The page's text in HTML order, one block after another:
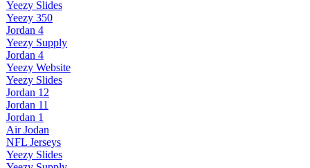
Yeezy Slides
Yeezy 350
Jordan 4
Yeezy Supply
Jordan 4
Yeezy Website
Yeezy Slides
Jordan 12
Jordan 11
Jordan 1
Air Jodan
NFL Jerseys
Yeezy Slides